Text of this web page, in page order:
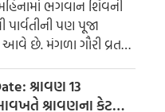
ભગવાન શિવની
પાર્વતીની પણ પૂજા
આવે છે. મંગળા ગૌરી વ્રત
તીજ જેવા પ્રસંગોએ
અને લીલા રંગના
એ પતિના લાંબા
શ્રાવણ 13
શ્રાવણના કેટલા